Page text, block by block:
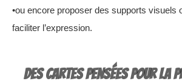
•ou encore proposer des supports visuels
faciliter l’expression.
Des cartes pensées pour la